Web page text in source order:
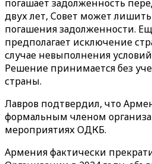
погашает задолженность
двух лет, Совет может лишить
погашения задолженности.
предполагает исключение
случае невыполнения
Решение принимается без
страны.
Лавров подтвердил, что
формальным членом
мероприятиях ОДКБ.
Армения фактически